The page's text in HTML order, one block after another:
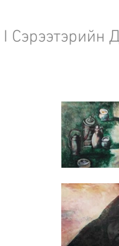
I Сэрээтэрийн